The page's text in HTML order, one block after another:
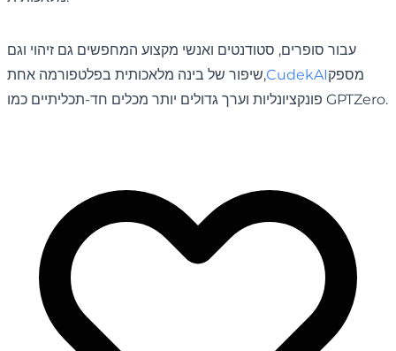
עבור סופרים, סטודנטים ואנשי מקצוע המחפשים גם זיהוי וגם
שיפור של בינה מלאכותית בפלטפורמה אחת,CudekAIמספק
פונקציונליות וערך גדולים יותר מכלים חד-תכליתיים כמו GPTZero.